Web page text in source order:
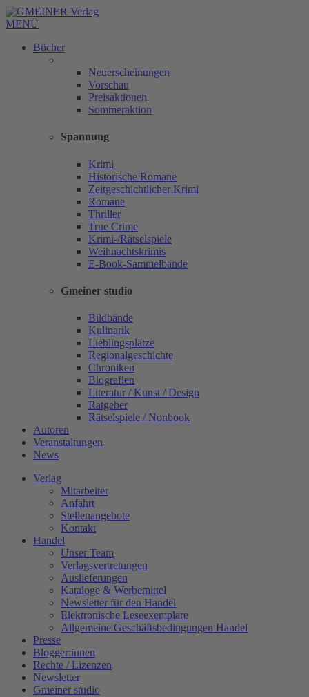
MENÜ
Bücher
Neuerscheinungen
Vorschau
Preisaktionen
Sommeraktion
Spannung
Krimi
Historische Romane
Zeitgeschichtlicher Krimi
Romane
Thriller
True Crime
Krimi-/Rätselspiele
Weihnachtskrimis
E-Book-Sammelbände
Gmeiner studio
Bildbände
Kulinarik
Lieblingsplätze
Regionalgeschichte
Chroniken
Biografien
Literatur / Kunst / Design
Ratgeber
Rätselspiele / Nonbook
Autoren
Veranstaltungen
News
Verlag
Mitarbeiter
Anfahrt
Stellenangebote
Kontakt
Handel
Unser Team
Verlagsvertretungen
Auslieferungen
Kataloge & Werbemittel
Newsletter für den Handel
Elektronische Leseexemplare
Allgemeine Geschäftsbedingungen Handel
Presse
Blogger:innen
Rechte / Lizenzen
Newsletter
Gmeiner studio